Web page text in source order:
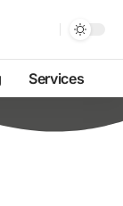
Services